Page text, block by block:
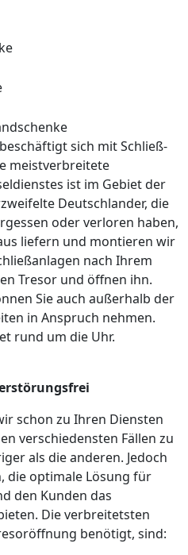
sich mit Schließ-
meistverbreitete
ist im Gebiet der
Deutschlander, die
oder verloren haben,
liefern und montieren wir
nach Ihrem
Tresor und öffnen ihn.
Sie auch außerhalb der
in Anspruch nehmen.
rund um die Uhr.
schon zu Ihren Diensten
verschiedensten Fällen zu
als die anderen. Jedoch
die optimale Lösung für
den Kunden das
Die verbreitetsten
benötigt, sind: